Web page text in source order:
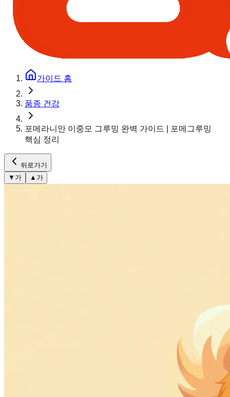
가이드 홈
품종 건강
포메라니안 이중모 그루밍 완벽 가이드 | 포메그루밍
핵심 정리
뒤로가기
▼ 가 ▲ 가